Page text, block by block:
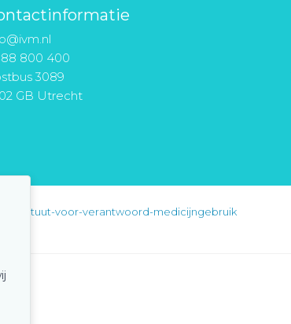
800 400
3089
GB Utrecht
instituut-voor-verantwoord-medicijngebruik